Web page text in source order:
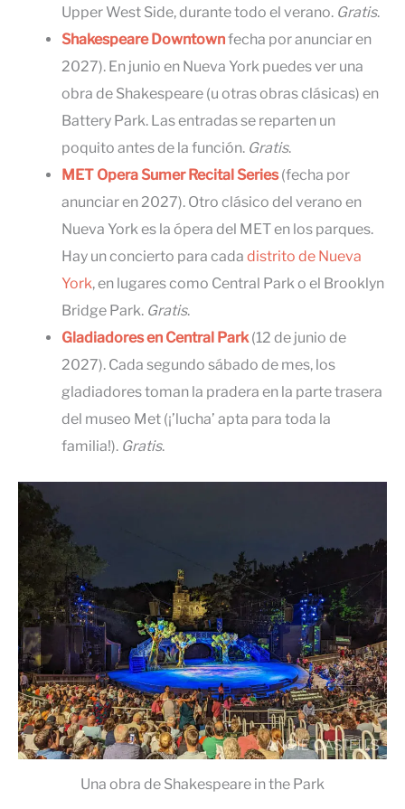
Upper West Side, durante todo el verano. Gratis.
Shakespeare Downtownfecha por anunciar en
2027). En junio en Nueva York puedes ver una
obra de Shakespeare (u otras obras clásicas) en
Battery Park. Las entradas se reparten un
poquito antes de la función. Gratis.
MET Opera Sumer Recital Series (fecha por
anunciar en 2027). Otro clásico del verano en
Nueva York es la ópera del MET en los parques.
Hay un concierto para cada distrito de Nueva
York, en lugares como Central Park o el Brooklyn
Bridge Park. Gratis.
Gladiadores en Central Park (12 de junio de
2027). Cada segundo sábado de mes, los
gladiadores toman la pradera en la parte trasera
del museo Met (¡’lucha’ apta para toda la
familia!). Gratis.
Una obra de Shakespeare in the Park